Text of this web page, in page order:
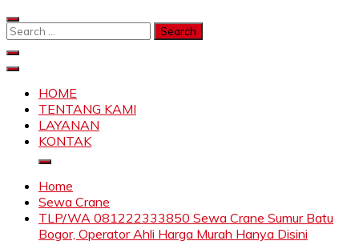
Skip
to
Search
SKYLIFTHOME
TENTANG KAMI
LAYANAN
KONTAK
Home
Sewa Crane
TLP/WA 081222333850 Sewa Crane Sumur Batu
Bogor, Operator Ahli Harga Murah Hanya Disini